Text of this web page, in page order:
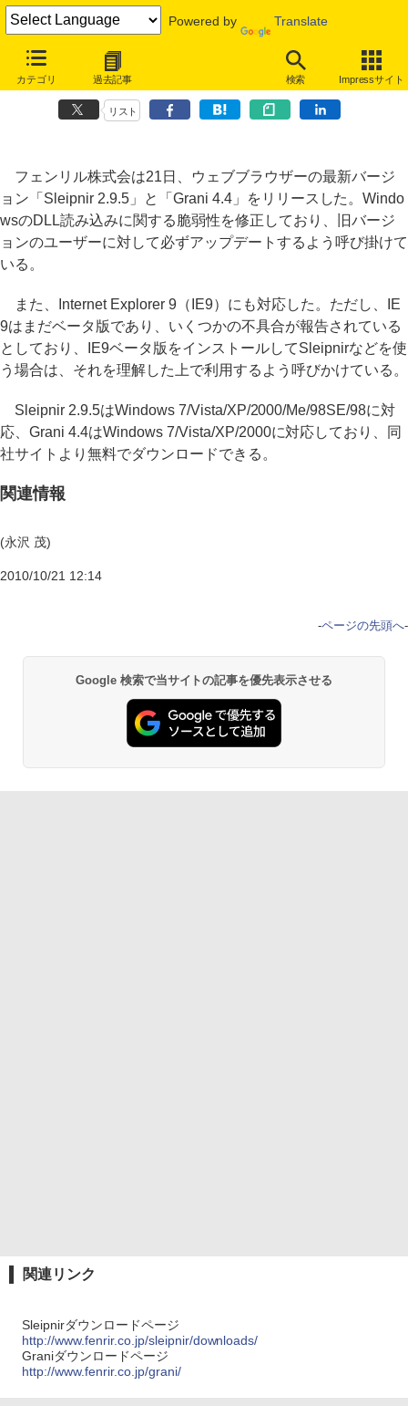
Powered by Translate
カテゴリ 過去記事 検索 Impressサイト
「Sleipnir 2.9.5」リリース、DLL読み込みの脆弱性を修正、IE9ベータ
にも対応
リスト
フェンリル株式会は21日、ウェブブラウザーの最新バージ
ョン「Sleipnir 2.9.5」と「Grani 4.4」をリリースした。Windo
wsのDLL読み込みに関する脆弱性を修正しており、旧バージ
ョンのユーザーに対して必ずアップデートするよう呼び掛けて
いる。
また、Internet Explorer 9（IE9）にも対応した。ただし、IE
9はまだベータ版であり、いくつかの不具合が報告されている
としており、IE9ベータ版をインストールしてSleipnirなどを使
う場合は、それを理解した上で利用するよう呼びかけている。
Sleipnir 2.9.5はWindows 7/Vista/XP/2000/Me/98SE/98に対
応、Grani 4.4はWindows 7/Vista/XP/2000に対応しており、同
社サイトより無料でダウンロードできる。
関連情報
(永沢 茂)
2010/10/21 12:14
-ページの先頭へ-
Google 検索で当サイトの記事を優先表示させる
関連リンク
Sleipnirダウンロードページ
http://www.fenrir.co.jp/sleipnir/downloads/
Graniダウンロードページ
http://www.fenrir.co.jp/grani/